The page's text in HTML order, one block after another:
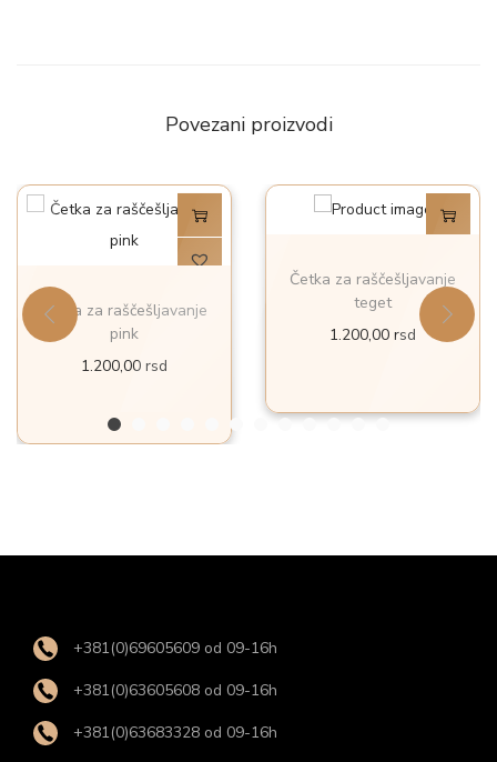
Povezani proizvodi
Četka za raščešljavanje
pink
1.200,00 rsd
Četka za raščešljavanje
teget
1.200,00 rsd
+381(0)69605609 od 09-16h
+381(0)63605608 od 09-16h
+381(0)63683328 od 09-16h